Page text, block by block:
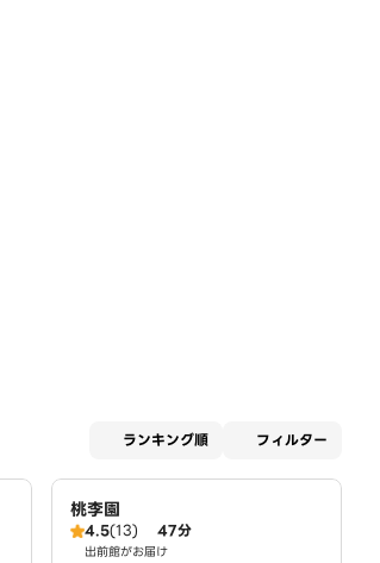
ランキング順 フィルター
桃李園
4.5(13) 47分
出前館がお届け